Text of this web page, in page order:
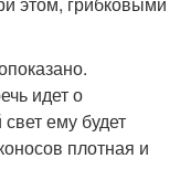
идет о
ему будет
плотная и